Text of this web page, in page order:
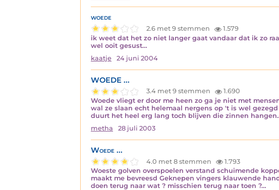
woede
2.6 met 9 stemmen
1.579
ik weet dat het zo niet langer gaat vandaar dat ik zo
wel ooit gesust…
kaatje
24 juni 2004
WOEDE ...
3.4 met 9 stemmen
1.690
Woede vliegt er door me heen zo ga je niet met
wal ze slaan echt helemaal nergens op 't is wel
duurt het heel erg lang toch blijven die zinnen
metha
28 juli 2003
Woede ...
4.0 met 8 stemmen
1.793
Woeste golven overspoelen verstand schuimende
maakt me bevreesd Geknepen vingers klauwende
doen terug naar wat ? misschien terug naar toen ?…